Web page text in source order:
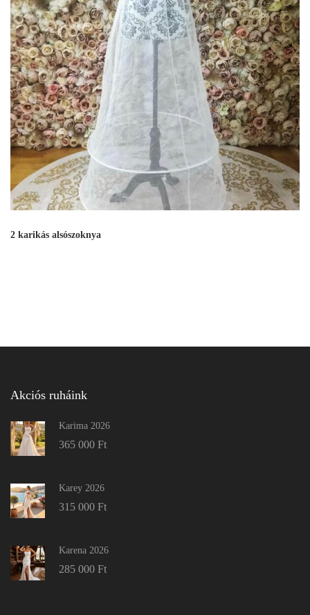
2 karikás alsószoknya
Akciós ruháink
Karima 2026
365 000 Ft
Karey 2026
315 000 Ft
Karena 2026
285 000 Ft